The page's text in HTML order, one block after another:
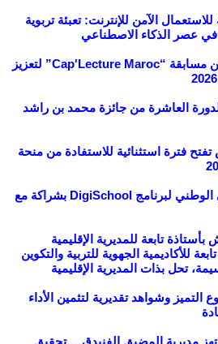
الآمن للإنترنت: تعبئة تربوية
في عصر الذكاء الاصطناعي
إطلاق النسخة الأولى من مسابقة “Cap'Lecture Maroc” لتعزيز
العاشرة من جائزة محمد بن راشد
فترة استثنائية للاستفادة من منحة
انطلاق المخيم التدريبي الوطني لبرنامج DigiSchool بشراكة مع
تابعة للمديرية الإقليمية
للأكاديمية الجهوية للتربية والتكوين
تحل بذات المديرية الإقليمية
التميز وشواهد تقديرية لتثمين الأداء
مديرية المضيق الفنيدق… تحقيق